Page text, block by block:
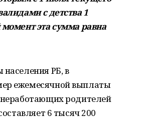
с детства 1
эта сумма равна
РБ, в
ежемесячной выплаты
родителей
6 тысяч 200